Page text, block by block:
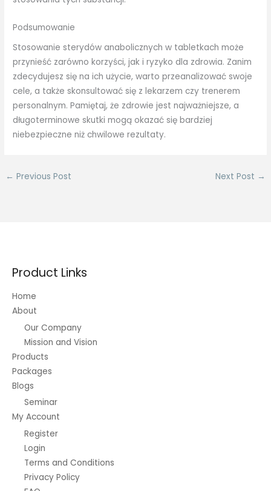
Podsumowanie
Stosowanie sterydów anabolicznych w tabletkach może
przynieść zarówno korzyści, jak i ryzyko dla zdrowia. Zanim
zdecydujesz się na ich użycie, warto przeanalizować swoje
cele, a także skonsultować się z lekarzem czy trenerem
personalnym. Pamiętaj, że zdrowie jest najważniejsze, a
długoterminowe skutki mogą okazać się bardziej
niebezpieczne niż chwilowe rezultaty.
← Previous Post Next Post →
Product Links
Home
About
Our Company
Mission and Vision
Products
Packages
Blogs
Seminar
My Account
Register
Login
Terms and Conditions
Privacy Policy